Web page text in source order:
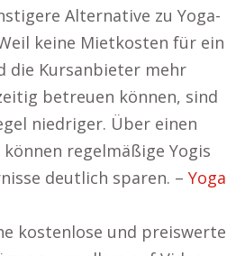
Alternative zu Yoga-
keine Mietkosten für ein
die Kursanbieter mehr
betreuen können, sind
niedriger. Über einen
regelmäßige Yogis
deutlich sparen. – Yoga
kostenlose und preiswerte